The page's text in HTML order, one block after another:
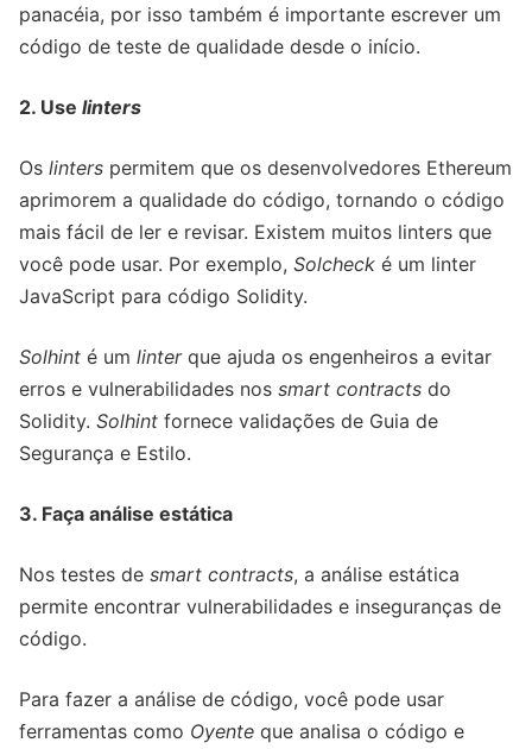
panacéia, por isso também é importante escrever um
código de teste de qualidade desde o início.
2. Use linters
Os linters permitem que os desenvolvedores Ethereum
aprimorem a qualidade do código, tornando o código
mais fácil de ler e revisar. Existem muitos linters que
você pode usar. Por exemplo, Solcheck é um linter
JavaScript para código Solidity.
Solhint é um linterque ajuda os engenheiros a evitar
erros e vulnerabilidades nos smart contracts do
Solidity. Solhint fornece validações de Guia de
Segurança e Estilo.
3. Faça análise estática
Nos testes de smart contracts, a análise estática
permite encontrar vulnerabilidades e inseguranças de
código.
Para fazer a análise de código, você pode usar
ferramentas como Oyente que analisa o código e